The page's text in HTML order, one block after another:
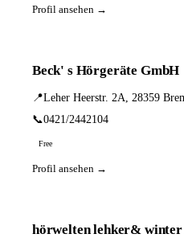
Profil ansehen →
Beck' s Hörgeräte GmbH
📍Leher Heerstr. 2A, 28359
📞0421/2442104
Free
Profil ansehen →
hörwelten lehker&